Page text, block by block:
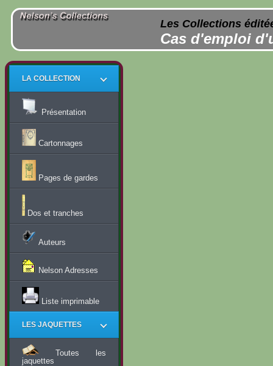
Les Collections
Cas d'emploi
LA COLLECTION
Présentation
Cartonnages
Pages de gardes
Dos et tranches
Auteurs
Nelson Adresses
Liste imprimable
LES JAQUETTES
Toutes les
jaquettes